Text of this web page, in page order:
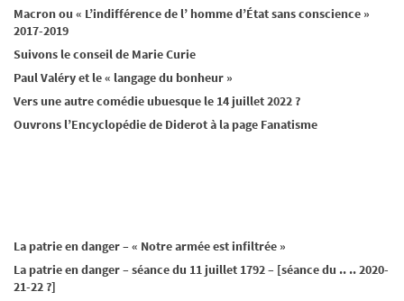
Macron ou « L’indifférence de l’ homme d’État sans conscience »
2017-2019
Suivons le conseil de Marie Curie
Paul Valéry et le « langage du bonheur »
Vers une autre comédie ubuesque le 14 juillet 2022 ?
Ouvrons l’Encyclopédie de Diderot à la page Fanatisme
La patrie en danger – « Notre armée est infiltrée »
La patrie en danger – séance du 11 juillet 1792 – [séance du .. .. 2020-
21-22 ?]